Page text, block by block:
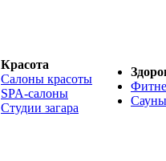
Красота
Салоны красоты
SPA-салоны
Студии загара
Сауны